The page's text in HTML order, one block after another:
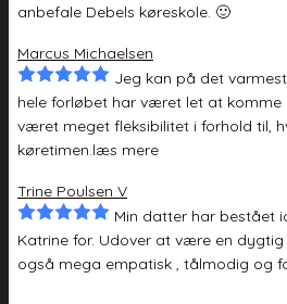
anbefale Debels køreskole. 🙂
Marcus Michaelsen
Jeg kan på det
hele forløbet har været let at komme
været meget fleksibilitet i forhold til,
køretimen.læs mere
Trine Poulsen V
Min datter har bestået
Katrine for. Udover at være en dygtig
også mega empatisk , tålmodig og